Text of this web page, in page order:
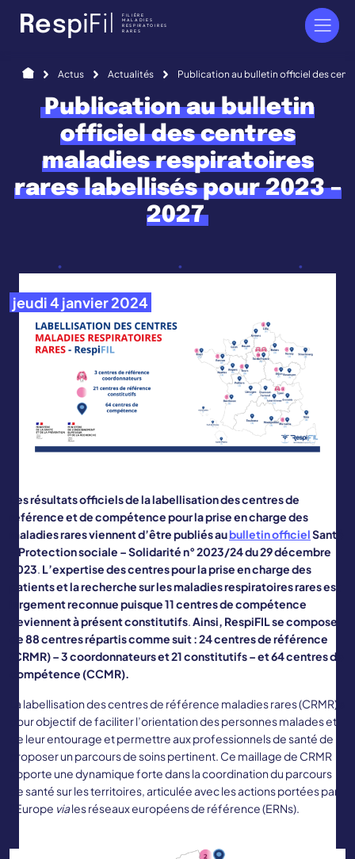
RespiFi FILIÈRE
MALADIES
RESPIRATOIRES
RARES
AccueilActus Actualités Publication au bulletin officiel des
Publication au bulletin
officiel des centres
maladies respiratoires
rares labellisés pour 2023 –
2027
jeudi 4 janvier 2024
Les résultats officiels de la labellisation des centres de
référence et de compétence pour la prise en charge des
maladies rares viennent d’être publiés aubulletin officielSanté
– Protection sociale – Solidarité n° 2023/24 du 29 décembre
2023. L’expertise des centres pour la prise en charge des
patients et la recherche sur les maladies respiratoires rares est
largement reconnue puisque11 centres de compétence
deviennent à présent constitutifs.Ainsi, RespiFIL se compose
de 88 centres répartis comme suit : 24 centres de référence
(CRMR) – 3 coordonnateurs et 21 constitutifs – et 64 centres de
compétence (CCMR).
La labellisation des centres de référence maladies rares (CRMR) a
pour objectif de faciliter l’orientation des personnes malades et
de leur entourage et permettre aux professionnels de santé de
proposer un parcours de soins pertinent. Ce maillage de CRMR
apporte une dynamique forte dans la coordination du parcours
de santé sur les territoires, articulée avec les actions portées par
l’Europe viales réseaux européens de référence (ERNs).